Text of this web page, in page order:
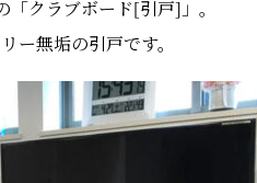
「クラブボード[引戸]」。
ー無垢の引戸です。